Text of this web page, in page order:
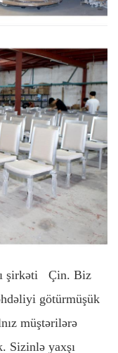
şirkəti
Çin. Biz
götürmüşük
müştərilərə
Sizinlə yaxşı